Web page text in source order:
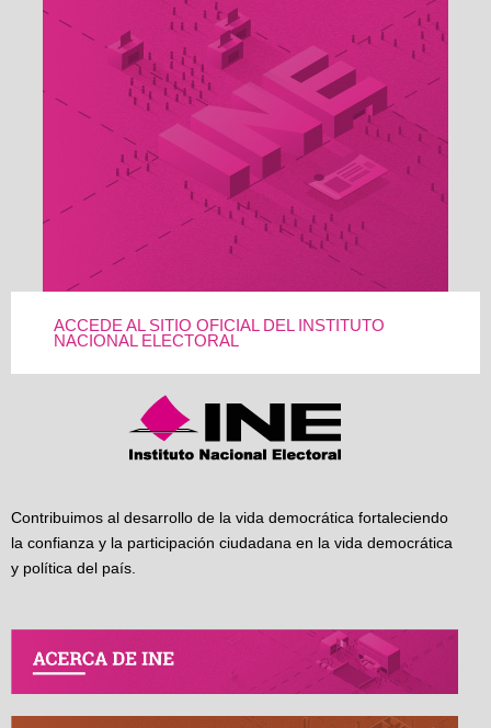
ACCEDE AL SITIO OFICIAL DEL INSTITUTO
NACIONAL ELECTORAL
Contribuimos al desarrollo de la vida democrática fortaleciendo
la confianza y la participación ciudadana en la vida democrática
y política del país.